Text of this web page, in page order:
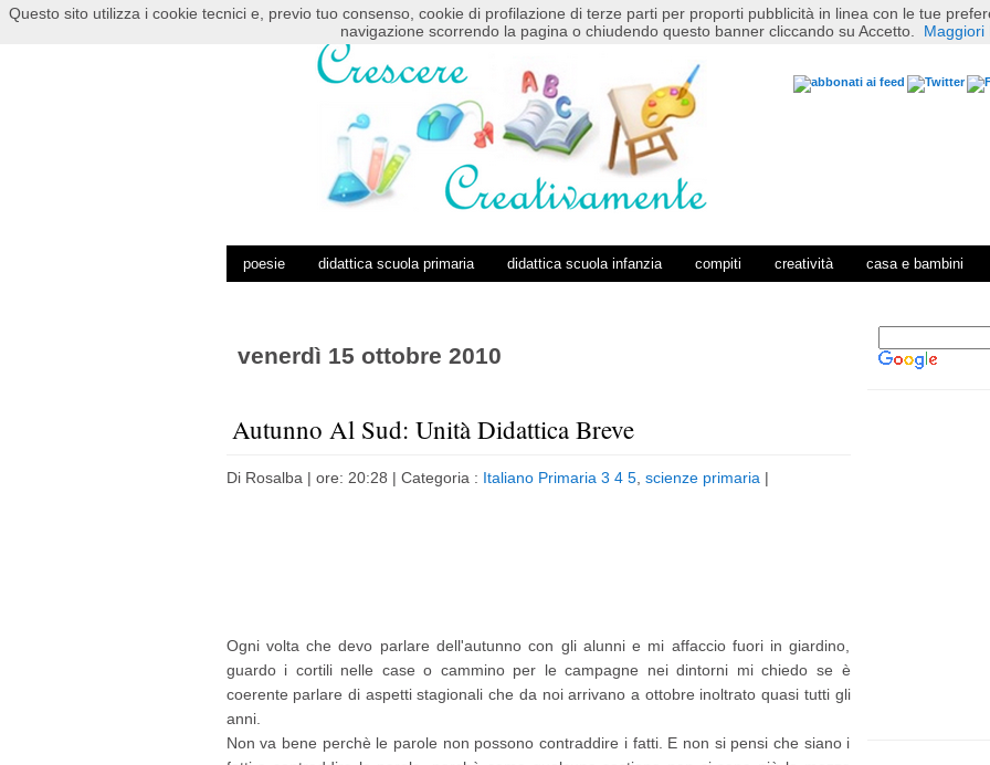
HOME POSTS RSS COMMENTS RSS
poesie didattica scuola primaria didattica scuola infanzia compiti creatività casa e bambini
venerdì 15 ottobre 2010
Autunno Al Sud: Unità Didattica Breve
Di Rosalba | ore: 20:28 | Categoria : Italiano Primaria 3 4 5, scienze primaria |
Ogni volta che devo parlare dell'autunno con gli alunni e mi affaccio fuori in giardino,
guardo i cortili nelle case o cammino per le campagne nei dintorni mi chiedo se è
coerente parlare di aspetti stagionali che da noi arrivano a ottobre inoltrato quasi tutti gli
anni.
Non va bene perchè le parole non possono contraddire i fatti. E non si pensi che siano i
Questo sito utilizza i cookie tecnici e, previo tuo consenso, cookie di profilazione di terze parti per proporti pubblicità in linea con le tue
navigazione scorrendo la pagina o chiudendo questo banner cliccando su Accetto.
Maggiori